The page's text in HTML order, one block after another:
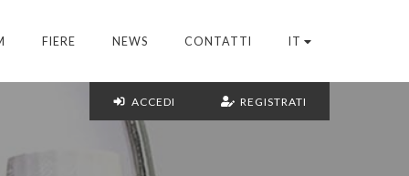
FIERE NEWS CONTATTI IT
ACCEDI REGISTRATI